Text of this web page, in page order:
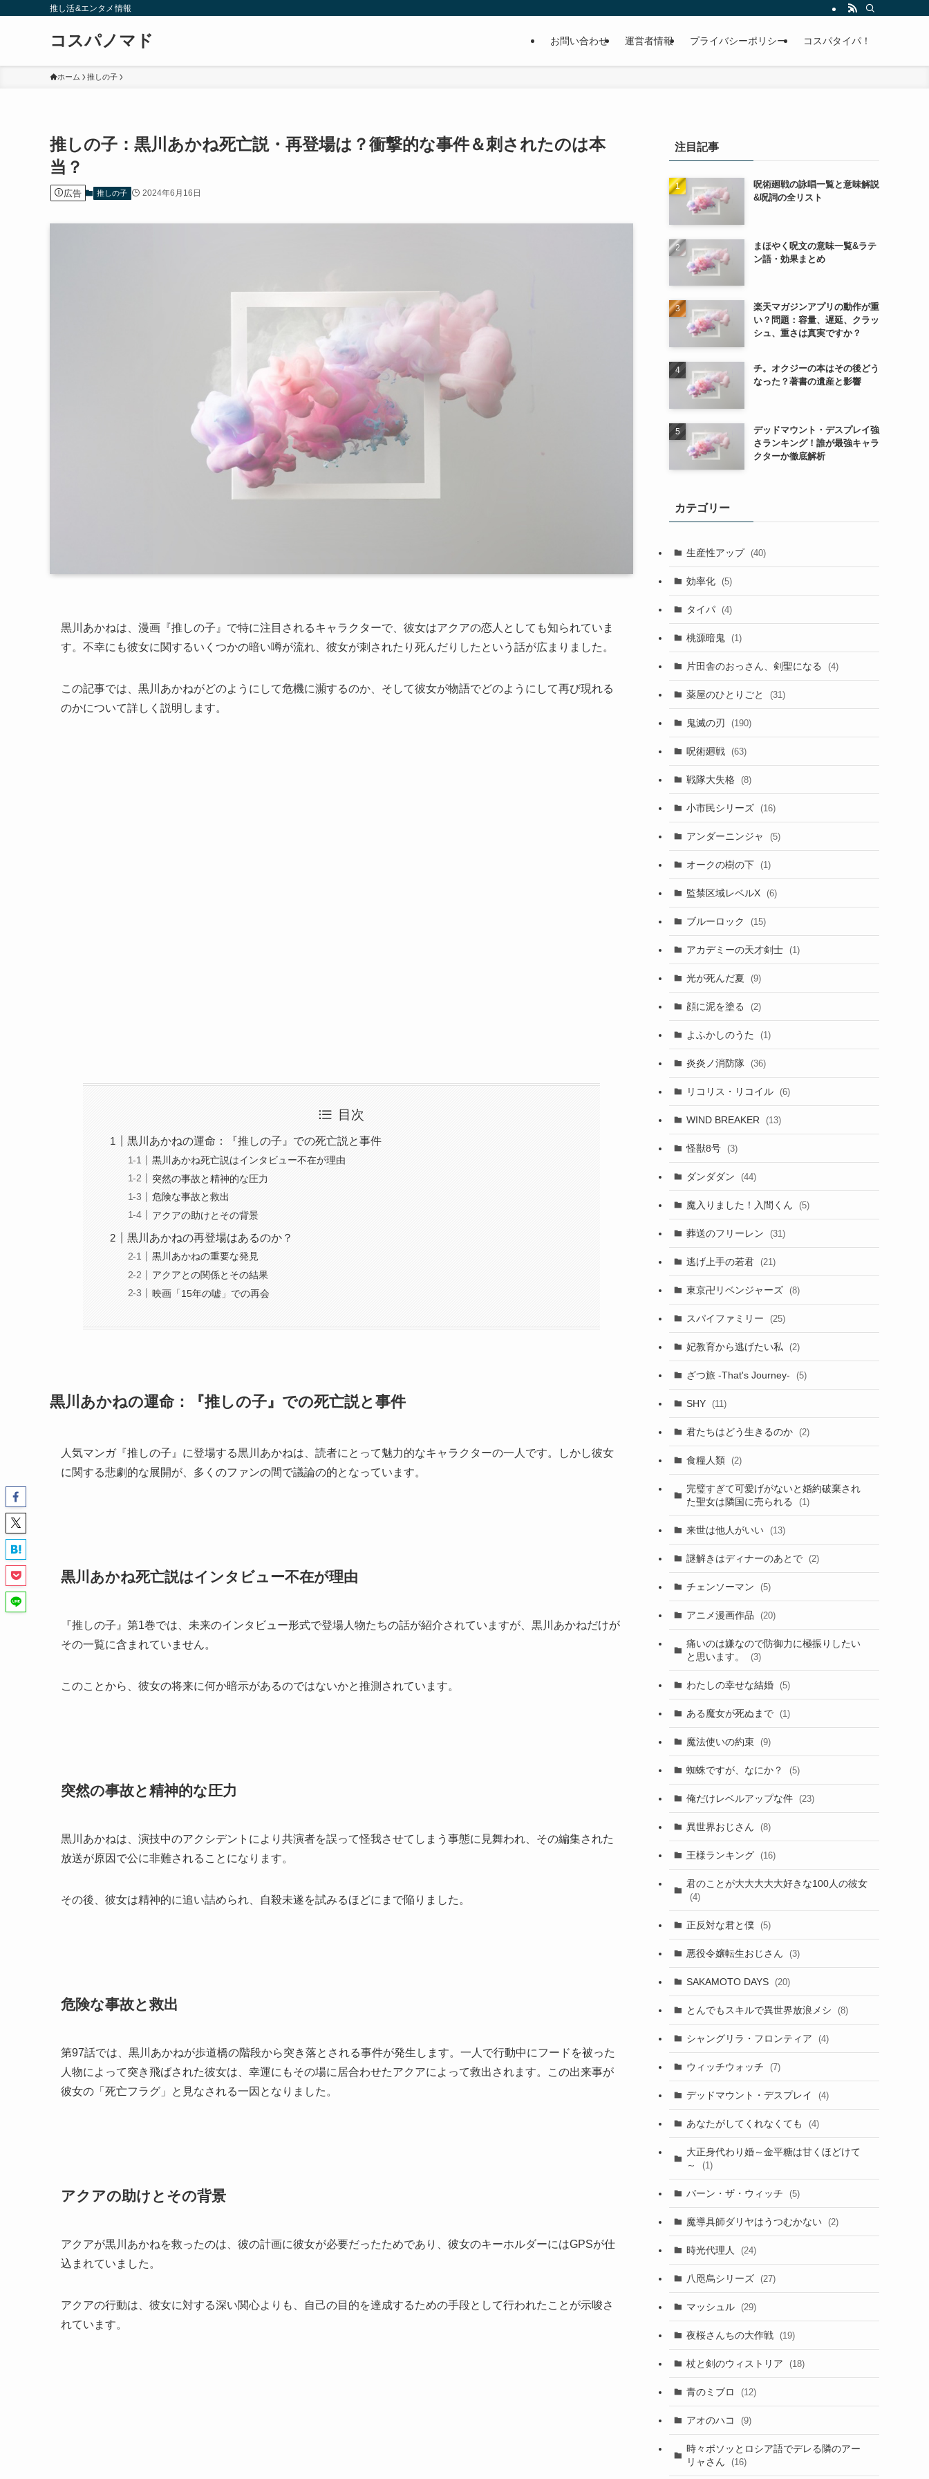
推し活&エンタメ情報
コスパノマド お問い合わせ 運営者情報 プライバシーポリシー コスパタイパ！
ホーム 推しの子
推しの子：黒川あかね死亡説・再登場は？衝撃的な事件＆刺されたのは本
当？
広告 推しの子 2024年6月16日
黒川あかねは、漫画『推しの子』で特に注目されるキャラクターで、彼女はアクアの恋人としても知られていま
す。不幸にも彼女に関するいくつかの暗い噂が流れ、彼女が刺されたり死んだりしたという話が広まりました。
この記事では、黒川あかねがどのようにして危機に瀕するのか、そして彼女が物語でどのようにして再び現れる
のかについて詳しく説明します。
目次
黒川あかねの運命：『推しの子』での死亡説と事件
黒川あかね死亡説はインタビュー不在が理由
突然の事故と精神的な圧力
危険な事故と救出
アクアの助けとその背景
黒川あかねの再登場はあるのか？
黒川あかねの重要な発見
アクアとの関係とその結果
映画「15年の嘘」での再会
黒川あかねの運命：『推しの子』での死亡説と事件
人気マンガ『推しの子』に登場する黒川あかねは、読者にとって魅力的なキャラクターの一人です。しかし彼女
に関する悲劇的な展開が、多くのファンの間で議論の的となっています。
黒川あかね死亡説はインタビュー不在が理由
『推しの子』第1巻では、未来のインタビュー形式で登場人物たちの話が紹介されていますが、黒川あかねだけが
その一覧に含まれていません。
このことから、彼女の将来に何か暗示があるのではないかと推測されています。
突然の事故と精神的な圧力
黒川あかねは、演技中のアクシデントにより共演者を誤って怪我させてしまう事態に見舞われ、その編集された
放送が原因で公に非難されることになります。
その後、彼女は精神的に追い詰められ、自殺未遂を試みるほどにまで陥りました。
危険な事故と救出
第97話では、黒川あかねが歩道橋の階段から突き落とされる事件が発生します。一人で行動中にフードを被った
人物によって突き飛ばされた彼女は、幸運にもその場に居合わせたアクアによって救出されます。この出来事が
彼女の「死亡フラグ」と見なされる一因となりました。
アクアの助けとその背景
アクアが黒川あかねを救ったのは、彼の計画に彼女が必要だったためであり、彼女のキーホルダーにはGPSが仕
込まれていました。
アクアの行動は、彼女に対する深い関心よりも、自己の目的を達成するための手段として行われたことが示唆さ
れています。
注目記事
呪術廻戦の詠唱一覧と意味解説
&呪詞の全リスト
まほやく呪文の意味一覧&ラテ
ン語・効果まとめ
楽天マガジンアプリの動作が重
い？問題：容量、遅延、クラッ
シュ、重さは真実ですか？
チ。オクジーの本はその後どう
なった？著書の遺産と影響
デッドマウント・デスプレイ強
さランキング！誰が最強キャラ
クターか徹底解析
カテゴリー
生産性アップ (40)
効率化 (5)
タイパ (4)
桃源暗鬼 (1)
片田舎のおっさん、剣聖になる (4)
薬屋のひとりごと (31)
鬼滅の刃 (190)
呪術廻戦 (63)
戦隊大失格 (8)
小市民シリーズ (16)
アンダーニンジャ (5)
オークの樹の下 (1)
監禁区域レベルX (6)
ブルーロック (15)
アカデミーの天才剣士 (1)
光が死んだ夏 (9)
顔に泥を塗る (2)
よふかしのうた (1)
炎炎ノ消防隊 (36)
リコリス・リコイル (6)
WIND BREAKER (13)
怪獣8号 (3)
ダンダダン (44)
魔入りました！入間くん (5)
葬送のフリーレン (31)
逃げ上手の若君 (21)
東京卍リベンジャーズ (8)
スパイファミリー (25)
妃教育から逃げたい私 (2)
ざつ旅 -That's Journey- (5)
SHY (11)
君たちはどう生きるのか (2)
食糧人類 (2)
完璧すぎて可愛げがないと婚約破棄され
た聖女は隣国に売られる
(1)
来世は他人がいい (13)
謎解きはディナーのあとで (2)
チェンソーマン (5)
アニメ漫画作品 (20)
痛いのは嫌なので防御力に極振りしたい
と思います。
(3)
わたしの幸せな結婚 (5)
ある魔女が死ぬまで (1)
魔法使いの約束 (9)
蜘蛛ですが、なにか？ (5)
俺だけレベルアップな件 (23)
異世界おじさん (8)
王様ランキング (16)
君のことが大大大大大好きな100人の彼女
(4)
正反対な君と僕 (5)
悪役令嬢転生おじさん (3)
SAKAMOTO DAYS (20)
とんでもスキルで異世界放浪メシ (8)
シャングリラ・フロンティア (4)
ウィッチウォッチ (7)
デッドマウント・デスプレイ (4)
あなたがしてくれなくても (4)
大正身代わり婚～金平糖は甘くほどけて
～
(1)
バーン・ザ・ウィッチ (5)
魔導具師ダリヤはうつむかない (2)
時光代理人 (24)
八咫烏シリーズ (27)
マッシュル (29)
夜桜さんちの大作戦 (19)
杖と剣のウィストリア (18)
青のミブロ (12)
アオのハコ (9)
時々ボソッとロシア語でデレる隣のアー
リャさん
(16)